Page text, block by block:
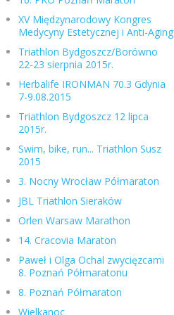
XV Międzynarodowy Kongres
Medycyny Estetycznej i Anti-Aging
Triathlon Bydgoszcz/Borówno
22-23 sierpnia 2015r.
Herbalife IRONMAN 70.3 Gdynia
7-9.08.2015
Triathlon Bydgoszcz 12 lipca
2015r.
Swim, bike, run... Triathlon Susz
2015
3. Nocny Wrocław Półmaraton
JBL Triathlon Sieraków
Orlen Warsaw Marathon
14. Cracovia Maraton
Paweł i Olga Ochal zwycięzcami
8. Poznań Półmaratonu
8. Poznań Półmaraton
Wielkanoc